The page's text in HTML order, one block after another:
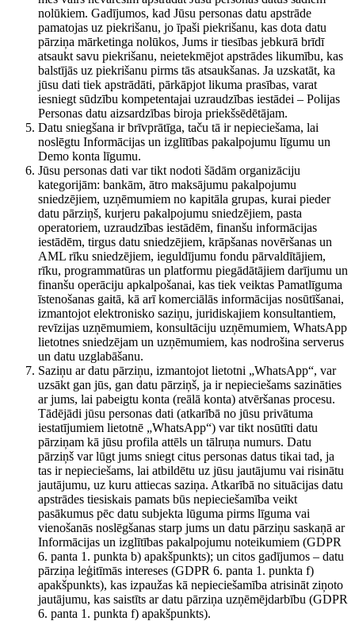
nolūkiem. Gadījumos, kad Jūsu personas datu apstrāde
pamatojas uz piekrišanu, jo īpaši piekrišanu, kas dota datu
pārziņa mārketinga nolūkos, Jums ir tiesības jebkurā brīdī
atsaukt savu piekrišanu, neietekmējot apstrādes likumību, kas
balstījās uz piekrišanu pirms tās atsaukšanas. Ja uzskatāt, ka
jūsu dati tiek apstrādāti, pārkāpjot likuma prasības, varat
iesniegt sūdzību kompetentajai uzraudzības iestādei – Polijas
Personas datu aizsardzības biroja priekšsēdētājam.
Datu sniegšana ir brīvprātīga, taču tā ir nepieciešama, lai
noslēgtu Informācijas un izglītības pakalpojumu līgumu un
Demo konta līgumu.
Jūsu personas dati var tikt nodoti šādām organizāciju
kategorijām: bankām, ātro maksājumu pakalpojumu
sniedzējiem, uzņēmumiem no kapitāla grupas, kurai pieder
datu pārziņš, kurjeru pakalpojumu sniedzējiem, pasta
operatoriem, uzraudzības iestādēm, finanšu informācijas
iestādēm, tirgus datu sniedzējiem, krāpšanas novēršanas un
AML rīku sniedzējiem, ieguldījumu fondu pārvaldītājiem,
rīku, programmatūras un platformu piegādātājiem darījumu un
finanšu operāciju apkalpošanai, kas tiek veiktas Pamatlīguma
īstenošanas gaitā, kā arī komerciālās informācijas nosūtīšanai,
izmantojot elektronisko saziņu, juridiskajiem konsultantiem,
revīzijas uzņēmumiem, konsultāciju uzņēmumiem, WhatsApp
lietotnes sniedzējam un uzņēmumiem, kas nodrošina serverus
un datu uzglabāšanu.
Saziņu ar datu pārziņu, izmantojot lietotni „WhatsApp“, var
uzsākt gan jūs, gan datu pārziņš, ja ir nepieciešams sazināties
ar jums, lai pabeigtu konta (reālā konta) atvēršanas procesu.
Tādējādi jūsu personas dati (atkarībā no jūsu privātuma
iestatījumiem lietotnē „WhatsApp“) var tikt nosūtīti datu
pārziņam kā jūsu profila attēls un tālruņa numurs. Datu
pārziņš var lūgt jums sniegt citus personas datus tikai tad, ja
tas ir nepieciešams, lai atbildētu uz jūsu jautājumu vai risinātu
jautājumu, uz kuru attiecas saziņa. Atkarībā no situācijas datu
apstrādes tiesiskais pamats būs nepieciešamība veikt
pasākumus pēc datu subjekta lūguma pirms līguma vai
vienošanās noslēgšanas starp jums un datu pārziņu saskaņā ar
Informācijas un izglītības pakalpojumu noteikumiem (GDPR
6. panta 1. punkta b) apakšpunkts); un citos gadījumos – datu
pārziņa leģitīmās intereses (GDPR 6. panta 1. punkta f)
apakšpunkts), kas izpaužas kā nepieciešamība atrisināt ziņoto
jautājumu, kas saistīts ar datu pārziņa uzņēmējdarbību (GDPR
6. panta 1. punkta f) apakšpunkts).